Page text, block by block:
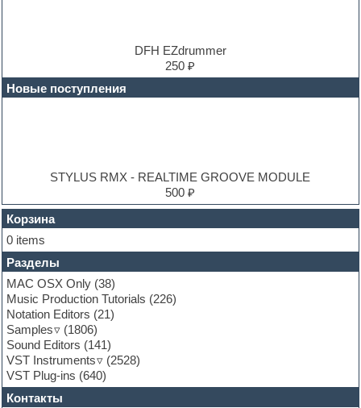
Electric guitar
Electric piano
EXS24 Instruments
FL Studio
Flute
Folk samples
Fruityloops
Funk
Garritan
General MIDI kits
Guitar emulation
Guitar loops
Guitar processing and effects
Hands-up samples
Hardstyle
Heavy metal sample packs
Hip-hop
DFH EZdrummer
250 ₽
Новые поступления
STYLUS RMX - REALTIME GROOVE MODULE
500 ₽
Корзина
0 items
Разделы
MAC OSX Only (38)
Music Production Tutorials (226)
Notation Editors (21)
Samples
(1806)
Sound Editors (141)
VST Instruments
(2528)
VST Plug-ins (640)
Контакты